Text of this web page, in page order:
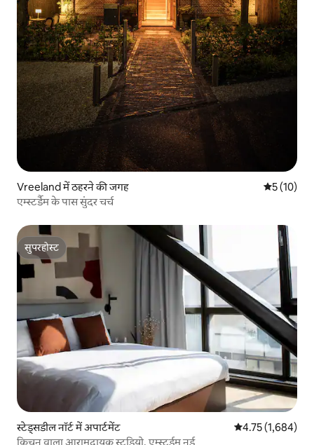
Vreeland में ठहरने की जगह औसत रेटिंग
5 (10)
एम्स्टर्डैम के पास सुंदर चर्च
सुपरहोस्ट
सुपरहोस्ट
स्टेड्सडील नॉर्ट में अपार्टमेंट औसत रेटिंग 5 में से
4.75 (1,684)
किचन वाला आरामदायक स्टूडियो, एम्स्टर्डम नूर्ड